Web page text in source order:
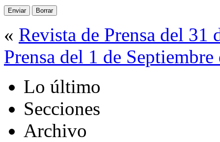
« Revista de Prensa del 31
Prensa del 1 de
Lo último
Secciones
Archivo